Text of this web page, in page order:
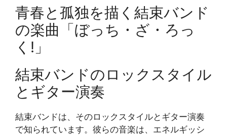
青春と孤独を描く結束バンド
の楽曲「ぼっち・ざ・ろっ
く!」
結束バンドのロックスタイル
とギター演奏
結束バンドは、そのロックスタイルとギター演奏
で知られています。彼らの音楽は、エネルギッシ